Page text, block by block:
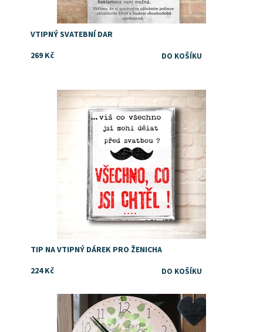
VTIPNÝ SVATEBNÍ DAR
269 Kč
Dostupnost: Skladem
TIP NA VTIPNÝ DÁREK PRO ŽENICHA
224 Kč